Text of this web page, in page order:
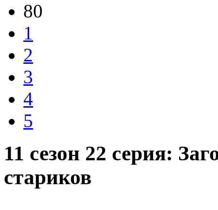
80
1
2
3
4
5
11 сезон 22 серия:
стариков